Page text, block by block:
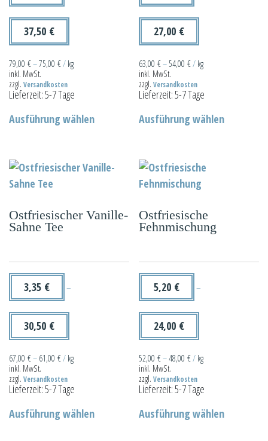
37,50 €
79,00 €–75,00 €/ kg
inkl. MwSt.
zzgl. Versandkosten
Lieferzeit:5-7 Tage
Ausführung wählenProdukt
Varianten
Optionen
27,00 €
63,00€– 54,00€/ kg
inkl. MwSt.
zzgl.Versandkosten
Lieferzeit:5-7 Tage
Ausführung wählenProdukt
Ostfriesischer Vanille-
Sahne Tee
3,35 € –
30,50 €
67,00 €– 61,00 €/ kg
inkl. MwSt.
zzgl. Versandkosten
Lieferzeit:5-7 Tage
Ausführung wählenProdukt
Ostfriesische
Fehnmischung
5,20 € –
24,00 €
52,00€–48,00€/ kg
inkl. MwSt.
zzgl.Versandkosten
Lieferzeit:5-7 Tage
Ausführung wählenProdukt